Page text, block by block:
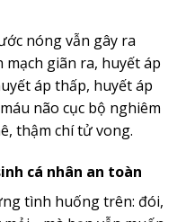
nóng vẫn gây ra
giãn ra, huyết áp
áp thấp, huyết áp
não cục bộ nghiêm
thậm chí tử vong.
cá nhân an toàn
tình huống trên: đói,